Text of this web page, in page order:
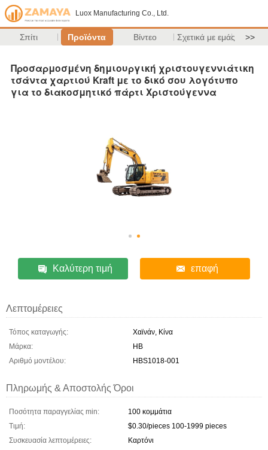
Luox Manufacturing Co., Ltd.
Σπίτι Προϊόντα Βίντεο Σχετικά με εμάς >>
Προσαρμοσμένη δημιουργική χριστουγεννιάτικη
τσάντα χαρτιού Kraft με το δικό σου λογότυπο
για το διακοσμητικό πάρτι Χριστούγεννα
Καλύτερη τιμή επαφή
Λεπτομέρειες
Τόπος καταγωγής:
Χαϊνάν, Κίνα
Μάρκα:
HB
Αριθμό μοντέλου:
HBS1018-001
Πληρωμής & Αποστολής Όροι
Ποσότητα παραγγελίας min:
100 κομμάτια
Τιμή:
$0.30/pieces 100-1999 pieces
Συσκευασία λεπτομέρειες:
Καρτόνι